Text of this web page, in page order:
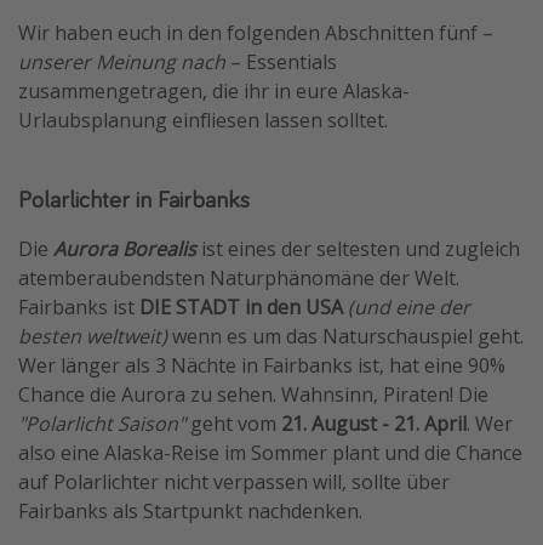
Wir haben euch in den folgenden Abschnitten fünf –
unserer Meinung nach – Essentials
zusammengetragen, die ihr in eure Alaska-
Urlaubsplanung einfliesen lassen solltet.
Polarlichter in Fairbanks
Die Aurora Borealis ist eines der seltesten und zugleich
atemberaubendsten Naturphänomäne der Welt.
Fairbanks ist DIE STADT in den USA (und eine der
besten weltweit)wenn es um das Naturschauspiel geht.
Wer länger als 3 Nächte in Fairbanks ist, hat eine 90%
Chance die Aurora zu sehen. Wahnsinn, Piraten! Die
"Polarlicht Saison"geht vom 21. August - 21. April. Wer
also eine Alaska-Reise im Sommer plant und die Chance
auf Polarlichter nicht verpassen will, sollte über
Fairbanks als Startpunkt nachdenken.